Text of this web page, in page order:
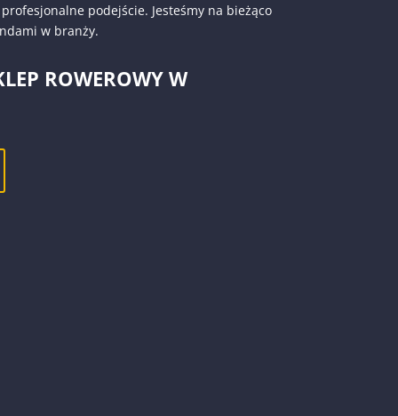
podejście. Jesteśmy na bieżąco
w branży.
ROWEROWY W